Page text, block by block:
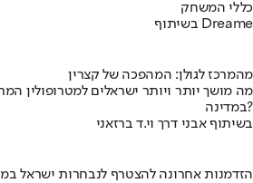
כללי המשחק
בשיתוף Dreame
מהמרכז לגולן: המהפכה של קצרין
מה מושך יותר ויותר ישראלים למטרופולין
במדינה?
בשיתוף אבני דרך וי.ד ברזאני
הזדמנות אחרונה להצטרף לנבחרות ישראל